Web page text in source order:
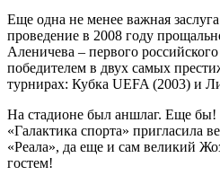
Еще одна не менее важная
проведение в 2008 году
Аленичева – первого
победителем в двух самых
турнирах: Кубка UEFA (2003) и
На стадионе был аншлаг. Еще бы!
«Галактика спорта» пригласила
«Реала», да еще и сам великий
гостем!